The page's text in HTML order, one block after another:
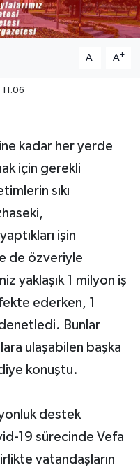
A- A+
kadar her yerde
için gerekli
sıkı
işin
de özveriyle
yaklaşık 1 milyon iş
ederken, 1
Bunlar
ulaşabilen başka
konuştu.
destek
19 sürecinde Vefa
vatandaşların